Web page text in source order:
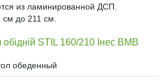
из ламинированной ДСП.
см до 211 см.
обідній STIL 160/210 Інес ВМВ
обеденный